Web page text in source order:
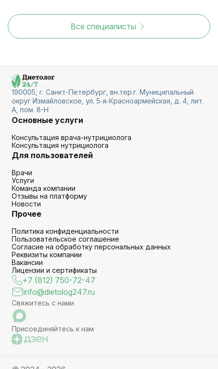
Все специалисты
190005, г. Санкт-Петербург, вн.тер.г. Муниципальный
округ Измайловское, ул. 5‑я‑Красноармейская, д. 4, лит.
А, пом. 8-Н
Основные услуги
Консультация врача-нутрициолога
Консультация нутрициолога
Для пользователей
Врачи
Услуги
Команда компании
Отзывы на платформу
Новости
Прочее
Политика конфиденциальности
Пользовательское соглашение
Согласие на обработку персональных данных
Реквизиты компании
Вакансии
Лицензии и сертификаты
+7 (812) 750-72-47
info@dietolog247.ru
Свяжитесь с нами
Присоединяйтесь к нам